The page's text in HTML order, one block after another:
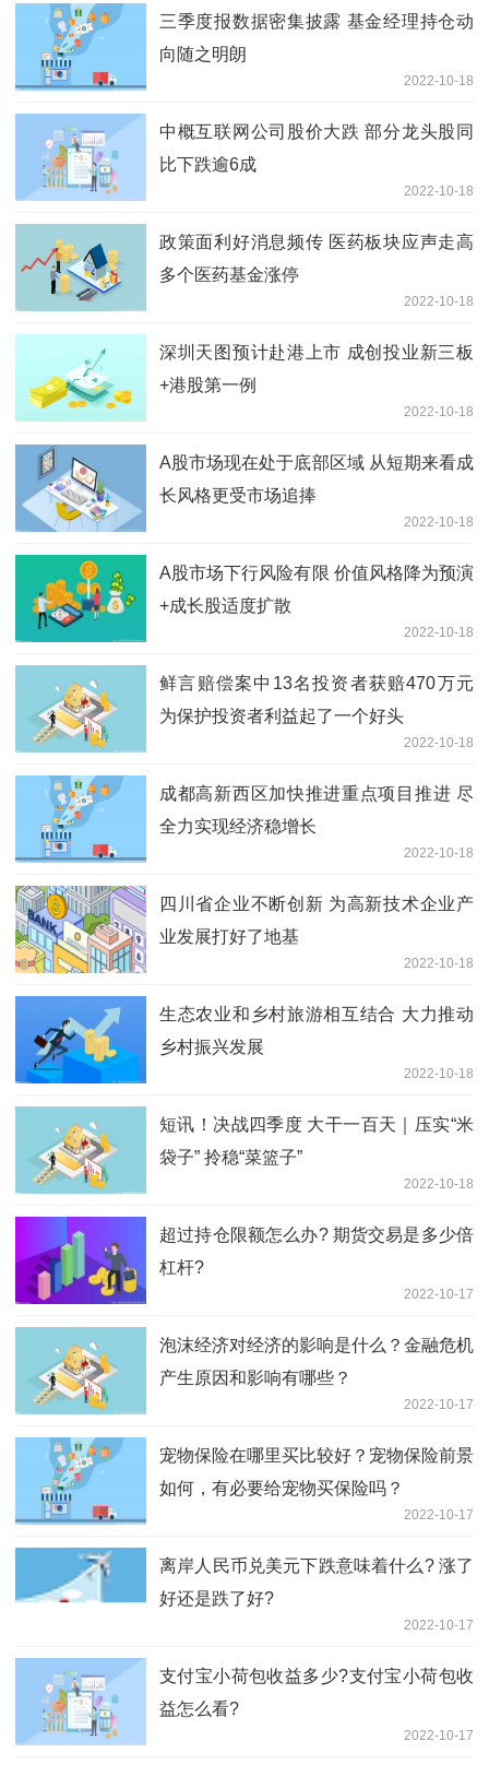
三季度报数据密集披露 基金经理持仓动
向随之明朗
2022-10-18
中概互联网公司股价大跌 部分龙头股同
比下跌逾6成
2022-10-18
政策面利好消息频传 医药板块应声走高
多个医药基金涨停
2022-10-18
深圳天图预计赴港上市 成创投业新三板
+港股第一例
2022-10-18
A股市场现在处于底部区域 从短期来看成
长风格更受市场追捧
2022-10-18
A股市场下行风险有限 价值风格降为预演
+成长股适度扩散
2022-10-18
鲜言赔偿案中13名投资者获赔470万元
为保护投资者利益起了一个好头
2022-10-18
成都高新西区加快推进重点项目推进 尽
全力实现经济稳增长
2022-10-18
四川省企业不断创新 为高新技术企业产
业发展打好了地基
2022-10-18
生态农业和乡村旅游相互结合 大力推动
乡村振兴发展
2022-10-18
短讯！决战四季度 大干一百天｜压实“米
袋子” 拎稳“菜篮子”
2022-10-18
超过持仓限额怎么办? 期货交易是多少倍
杠杆?
2022-10-17
泡沫经济对经济的影响是什么？金融危机
产生原因和影响有哪些？
2022-10-17
宠物保险在哪里买比较好？宠物保险前景
如何，有必要给宠物买保险吗？
2022-10-17
离岸人民币兑美元下跌意味着什么? 涨了
好还是跌了好?
2022-10-17
支付宝小荷包收益多少?支付宝小荷包收
益怎么看?
2022-10-17